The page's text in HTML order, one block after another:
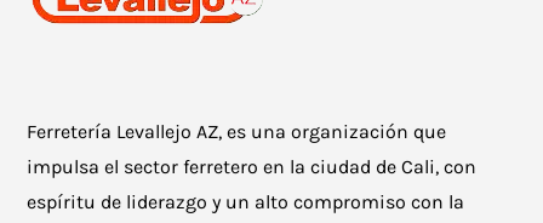
Ferretería Levallejo AZ, es una organización que
impulsa el sector ferretero en la ciudad de Cali, con
espíritu de liderazgo y un alto compromiso con la